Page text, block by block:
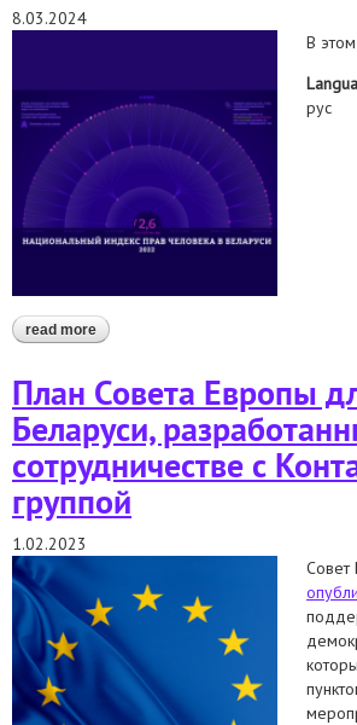
8.03.2024
В
рус
read more about как изменилась ситуация с
недискриминацией за последние 5
План Совета Европы
Беларуси,
сотрудничестве с
группой
1.02.2023
Совет